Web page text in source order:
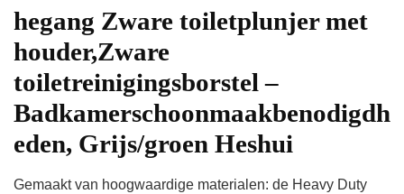
hegang Zware toiletplunjer met
houder,Zware
toiletreinigingsborstel –
Badkamerschoonmaakbenodigdh
eden, Grijs/groen Heshui
Gemaakt van hoogwaardige materialen: de Heavy Duty